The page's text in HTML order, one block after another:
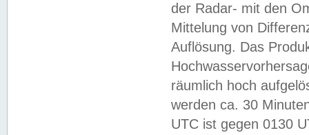
der Radar- mit den
Mittelung von
Auflösung. Das
räumlich hoch
werden ca. 30
UTC ist gegen 0130